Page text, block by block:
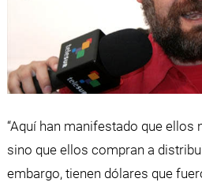
“Aquí han manifestado que
sino que ellos compran a
embargo, tienen dólares que